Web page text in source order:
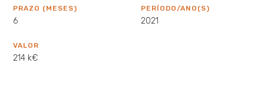
PRAZO (MESES)
6
PERÍODO/ANO(S)
2021
VALOR
214 k€